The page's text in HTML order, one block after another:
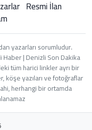
Resmi İlan
yazarları sorumludur.
Haber | Denizli Son Dakika
tüm harici linkler ayrı bir
köşe yazıları ve fotoğraflar
herhangi bir ortamda